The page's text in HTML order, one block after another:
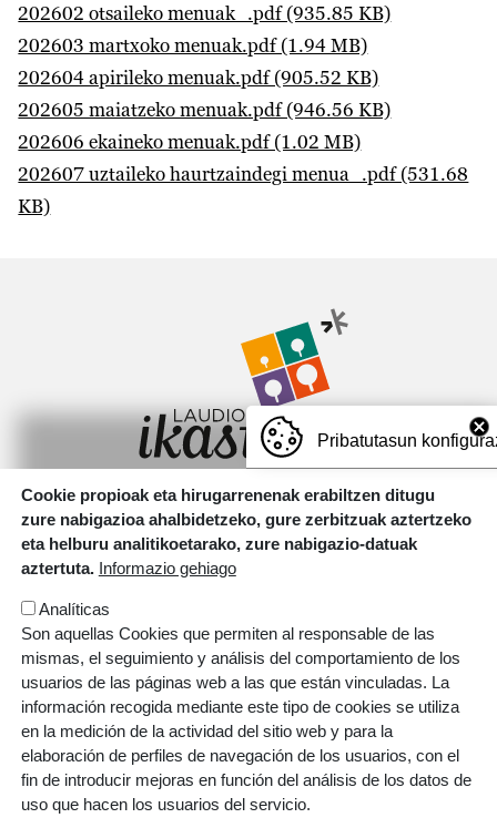
202602 otsaileko menuak_.pdf (935.85 KB)
202603 martxoko menuak.pdf (1.94 MB)
202604 apirileko menuak.pdf (905.52 KB)
202605 maiatzeko menuak.pdf (946.56 KB)
202606 ekaineko menuak.pdf (1.02 MB)
202607 uztaileko haurtzaindegi menua_.pdf (531.68
KB)
Motxotekale, 16 01400 Laudio.
T.946 726 737
Irudia
ORRI-OINA
BOLSA DE TRABAJOCONTACTO
TESTU-LEGALAK
POLÍTICA DE COOKIESPOLÍTICA DE PRIVACIDAD
Pribatutasun
Cookie propioak eta hirugarrenenak erabiltzen ditugu
zure nabigazioa ahalbidetzeko, gure zerbitzuak aztertzeko
eta helburu analitikoetarako, zure nabigazio-datuak
aztertuta. Informazio gehiago
Analíticas
Son aquellas Cookies que permiten al responsable de las
mismas, el seguimiento y análisis del comportamiento de los
usuarios de las páginas web a las que están vinculadas. La
información recogida mediante este tipo de cookies se utiliza
en la medición de la actividad del sitio web y para la
elaboración de perfiles de navegación de los usuarios, con el
fin de introducir mejoras en función del análisis de los datos de
uso que hacen los usuarios del servicio.